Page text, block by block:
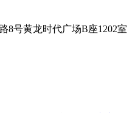
8号黄龙时代广场B座1202室